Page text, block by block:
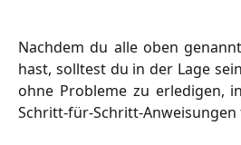
Nachdem du alle oben
hast, solltest du in der Lage
ohne Probleme zu erledigen,
Schritt-für-Schritt-Anweisungen